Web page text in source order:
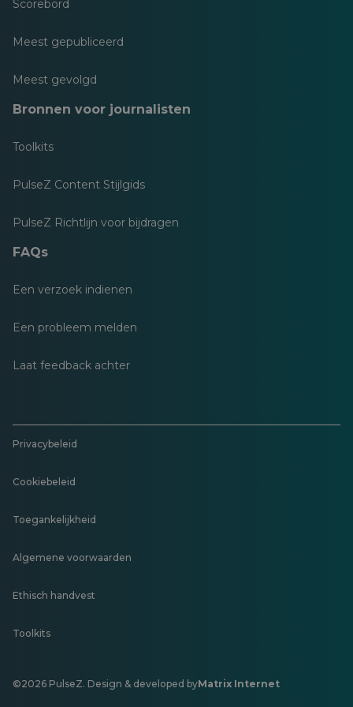
Scorebord
Meest gepubliceerd
Meest gevolgd
Bronnen voor journalisten
Toolkits
PulseZ Content Stijlgids
PulseZ Richtlijn voor bijdragen
FAQs
Een verzoek indienen
Een probleem melden
Laat feedback achter
Privacybeleid
Cookiebeleid
Toegankelijkheid
Algemene voorwaarden
Ethisch handvest
Toolkits
©2026 PulseZ. Design & developed byMatrix Internet
Opent